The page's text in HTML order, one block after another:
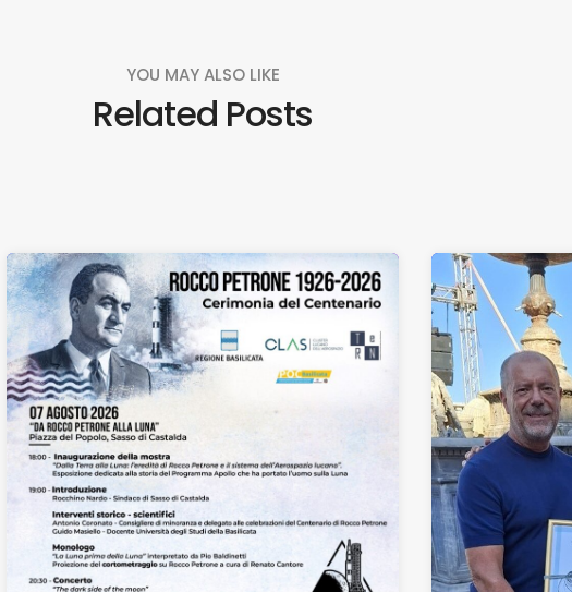
YOU MAY ALSO LIKE
Related Posts